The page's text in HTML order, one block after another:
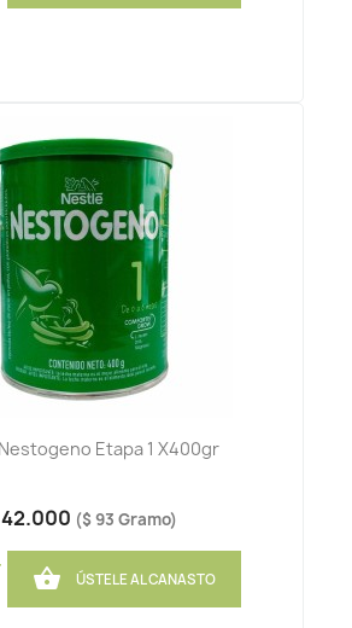
Etapa 1 X400gr
42.000 ($ 93 Gramo)
 ÚSTELE AL CANASTO